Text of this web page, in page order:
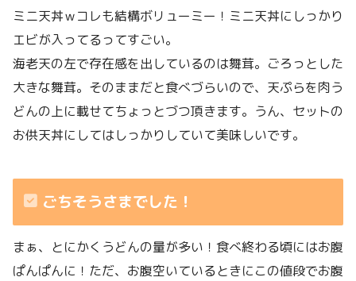
ミニ天丼ｗコレも結構ボリューミー！ミニ天丼にしっかり
エビが入ってるってすごい。
海老天の左で存在感を出しているのは舞茸。ごろっとした
大きな舞茸。そのままだと食べづらいので、天ぷらを肉う
どんの上に載せてちょっとづつ頂きます。うん、セットの
お供天丼にしてはしっかりしていて美味しいです。
ごちそうさまでした！
まぁ、とにかくうどんの量が多い！食べ終わる頃にはお腹
ぱんぱんに！ただ、お腹空いているときにこの値段でお腹